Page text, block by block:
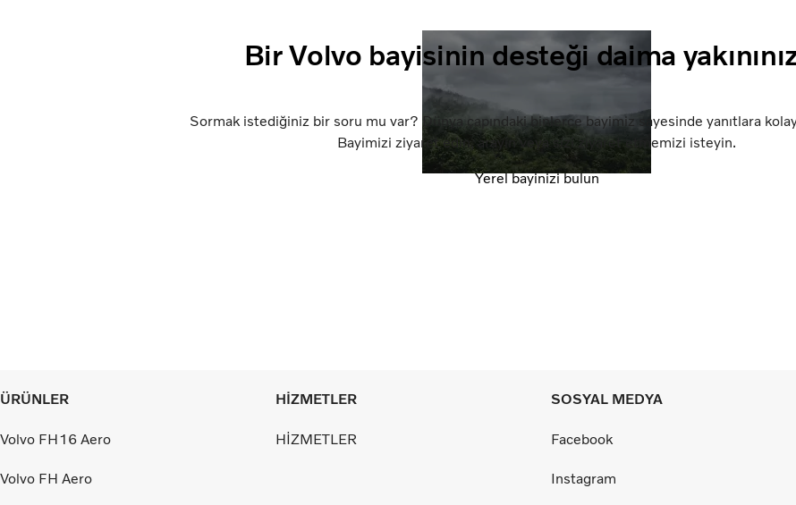
Bir Volvo bayisinin desteği daima
Sormak istediğiniz bir soru mu var? Dünya çapındaki binlerce bayimiz sayesinde yanıtlara
Bayimizi ziyaret edin, arayın veya sizi ziyaret etmemizi isteyin.
Yerel bayinizi bulun
ÜRÜNLER
Volvo FH16 Aero
Volvo FH Aero
HİZMETLER
HİZMETLER
SOSYAL MEDYA
Facebook
Instagram